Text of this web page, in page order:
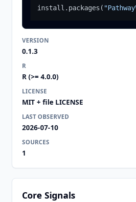
install.packages (
VERSION
0.1.3
R
R (>= 4.0.0)
LICENSE
MIT + file LICENSE
LAST OBSERVED
2026-07-10
SOURCES
1
Core Signals